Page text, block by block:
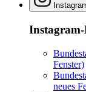
Fenster)
neues